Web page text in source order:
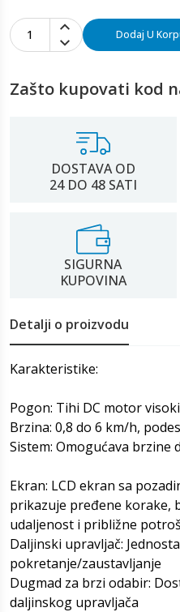
1 Dodaj U
Zašto kupovati kod
DOSTAVA OD
24 DO 48 SATI
SIGURNA
KUPOVINA
Detalji o proizvodu
Karakteristike:
Pogon: Tihi DC motor
Brzina: 0,8 do 6 km/h,
Sistem: Omogućava brzine
Ekran: LCD ekran sa
prikazuje pređene korake,
udaljenost i približne
Daljinski upravljač:
pokretanje/zaustavljanje
Dugmad za brzi odabir:
daljinskog upravljača